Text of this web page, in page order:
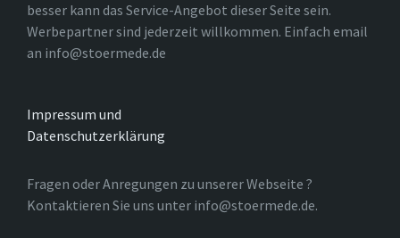
besser kann das Service-Angebot dieser Seite sein.
Werbepartner sind jederzeit willkommen. Einfach email
an info@stoermede.de
Impressum und
Datenschutzerklärung
Fragen oder Anregungen zu unserer Webseite ?
Kontaktieren Sie uns unter info@stoermede.de.